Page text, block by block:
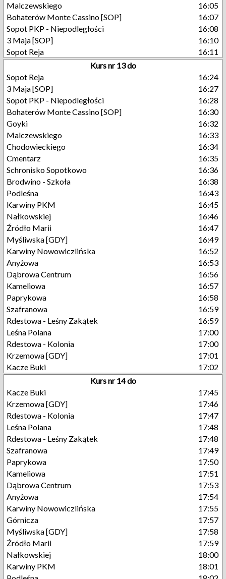
Malczewskiego
16:05
Bohaterów Monte Cassino [SOP]
16:07
Sopot PKP - Niepodległości
16:08
3 Maja [SOP]
16:10
Sopot Reja
16:11
Kurs nr 13 do
Sopot Reja
16:24
3 Maja [SOP]
16:27
Sopot PKP - Niepodległości
16:28
Bohaterów Monte Cassino [SOP]
16:30
Goyki
16:32
Malczewskiego
16:33
Chodowieckiego
16:34
Cmentarz
16:35
Schronisko Sopotkowo
16:36
Brodwino - Szkoła
16:38
Podleśna
16:43
Karwiny PKM
16:45
Nałkowskiej
16:46
Źródło Marii
16:47
Myśliwska [GDY]
16:49
Karwiny Nowowiczlińska
16:52
Anyżowa
16:53
Dąbrowa Centrum
16:56
Kameliowa
16:57
Paprykowa
16:58
Szafranowa
16:59
Rdestowa - Leśny Zakątek
16:59
Leśna Polana
17:00
Rdestowa - Kolonia
17:00
Krzemowa [GDY]
17:01
Kacze Buki
17:02
Kurs nr 14 do
Kacze Buki
17:45
Krzemowa [GDY]
17:46
Rdestowa - Kolonia
17:47
Leśna Polana
17:48
Rdestowa - Leśny Zakątek
17:48
Szafranowa
17:49
Paprykowa
17:50
Kameliowa
17:51
Dąbrowa Centrum
17:53
Anyżowa
17:54
Karwiny Nowowiczlińska
17:55
Górnicza
17:57
Myśliwska [GDY]
17:58
Źródło Marii
17:59
Nałkowskiej
18:00
Karwiny PKM
18:01